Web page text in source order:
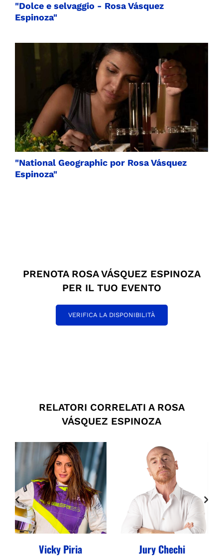
"Dolce e selvaggio - Rosa Vásquez
Espinoza"
"National Geographic por Rosa Vásquez
Espinoza"
PRENOTA ROSA VÁSQUEZ ESPINOZA
PER IL TUO EVENTO
VERIFICA LA DISPONIBILITÀ
RELATORI CORRELATI A ROSA
VÁSQUEZ ESPINOZA
Vicky Piria Jury Chechi